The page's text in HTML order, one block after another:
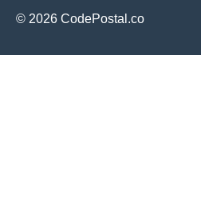
© 2026 CodePostal.co